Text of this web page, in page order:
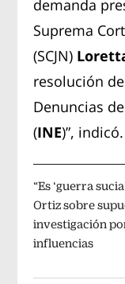
demanda
Suprema
(SCJN)
resolución
Denuncias
(INE)”, indicó.
“Es ‘guerra
Ortiz sobre
investigación
influencias